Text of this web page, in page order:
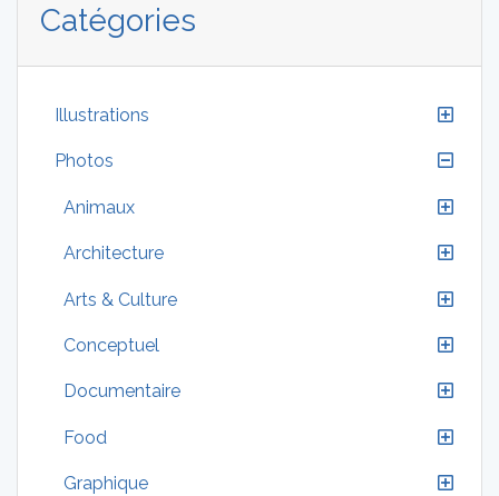
Catégories
Illustrations
Photos
Animaux
Architecture
Arts & Culture
Conceptuel
Documentaire
Food
Graphique